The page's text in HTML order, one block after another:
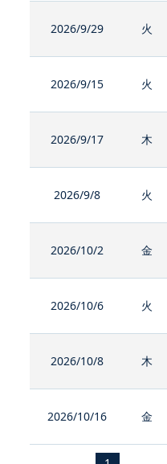
2026/9/29 火
2026/9/15 火
2026/9/17 木
2026/9/8 火
2026/10/2 金
2026/10/6 火
2026/10/8 木
2026/10/16 金